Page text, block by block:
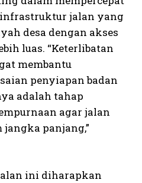
infrastruktur jalan yang
desa dengan akses
luas. “Keterlibatan
membantu
penyiapan badan
adalah tahap
agar jalan
panjang,”
ini diharapkan